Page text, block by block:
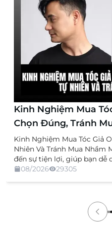
Kinh Nghiệm Mua
Chọn Đúng, Tránh
Kinh Nghiệm Mua Tóc Giả
Nhiên Và Tránh Mua Nhầm
đến sự tiện lợi, giúp bạn dễ
dáng, chất liệu và mức giá
08/2026 29305